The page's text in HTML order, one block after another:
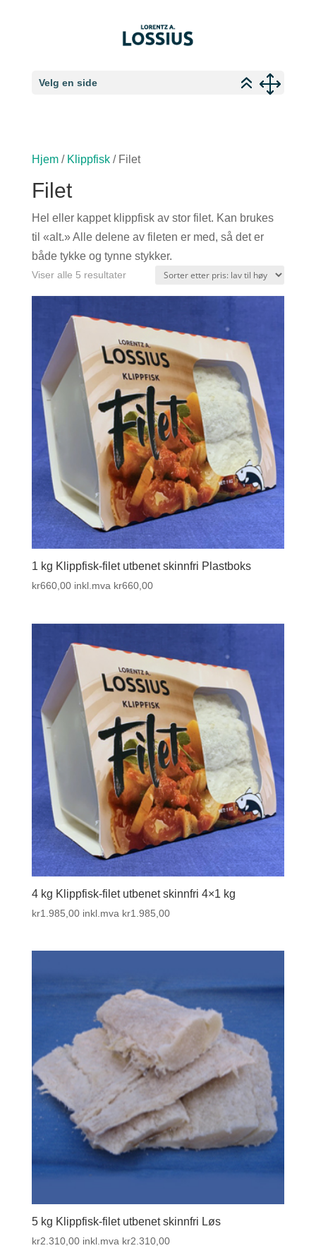
Velg en side
Hjem/ Klippfisk/ Filet
Filet
Hel eller kappet klippfisk av stor filet. Kan brukes
til «alt.» Alle delene av fileten er med, så det er
både tykke og tynne stykker.
Viser alle 5 resultaterSortert
Lav
til
høy
1 kg Klippfisk-filet utbenet skinnfri Plastboks
kr660,00 inkl.mva kr660,00
4 kg Klippfisk-filet utbenet skinnfri 4×1 kg
kr1.985,00 inkl.mva kr1.985,00
5 kg Klippfisk-filet utbenet skinnfri Løs
kr2.310,00 inkl.mva kr2.310,00